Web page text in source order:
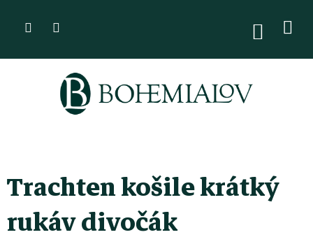
Trachten košile krátký
rukáv divočák